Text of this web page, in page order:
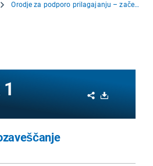
Orodje za podporo prilagajanju – začetek
1 Share